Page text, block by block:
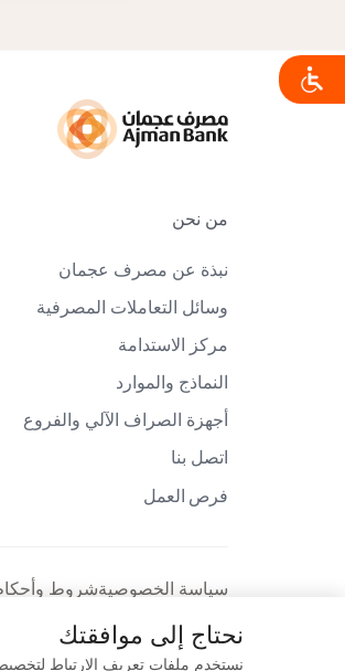
من نحن
نبذة عن مصرف عجمان
وسائل التعاملات المصرفية
مركز الاستدامة
النماذج والموارد
أجهزة الصراف الآلي والفروع
اتصل بنا
فرص العمل
سياسة الخصوصيةشروط
نحتاج إلى موافقتك
نستخدم ملفات تعريف الارتباط